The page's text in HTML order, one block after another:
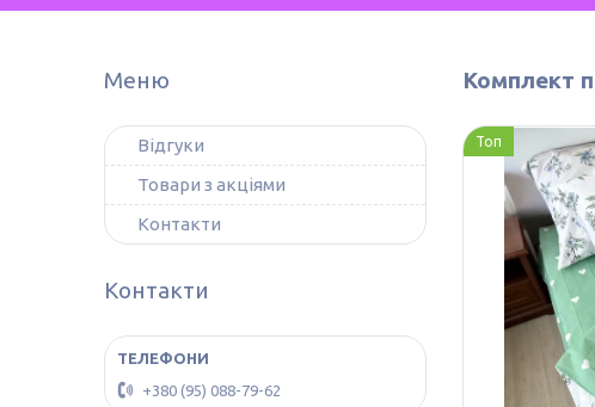
Комплект
Топ
Відгуки
Товари з акціями
Контакти
Контакти
+380 (95) 088-79-62